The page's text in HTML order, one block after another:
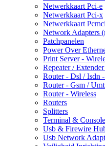
Netwerkkaart Pci-e
Netwerkkaart Pci-x
Netwerkkaart
Network Adapters
Patchpanelen
Power Over
Print Server -
Repeater /
Router - Dsl / Isdn
Router - Gsm /
Router - Wireless
Routers
Splitters
Terminal &
Usb & Firewire
Usb Network